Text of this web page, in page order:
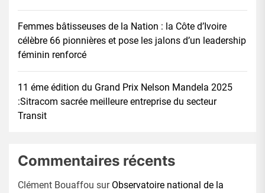
Femmes bâtisseuses de la Nation : la Côte d’Ivoire
célèbre 66 pionnières et pose les jalons d’un leadership
féminin renforcé
11 éme édition du Grand Prix Nelson Mandela 2025
:Sitracom sacrée meilleure entreprise du secteur
Transit
Commentaires récents
Clément Bouaffou sur Observatoire national de la